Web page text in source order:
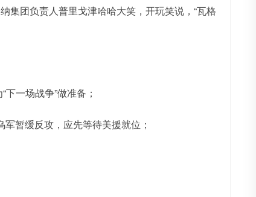
集团负责人普里戈津哈哈大笑，开玩笑说，“瓦格
一场战争”做准备；
暂缓反攻，应先等待美援就位；